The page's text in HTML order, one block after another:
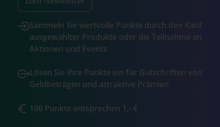
Sammeln Sie wertvolle Punkte durch den Kauf
ausgewählter Produkte oder die Teilnahme an
Aktionen und Events
Lösen Sie Ihre Punkte ein für Gutschriften von
Geldbeträgen und attraktive Prämien
100 Punkte entsprechen 1,- €